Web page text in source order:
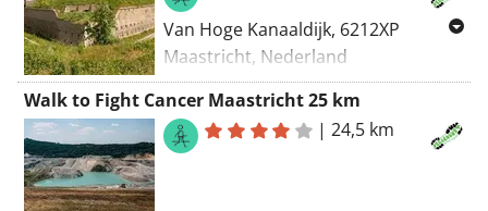
Van Hoge Kanaaldijk, 6212XP
Maastricht, Nederland
Naar Hoge Kanaaldijk, 6212XP
Maastricht, Nederland
Routering Wandel - mooiste
Walk to Fight Cancer Maastricht 25 km
|24,5 km